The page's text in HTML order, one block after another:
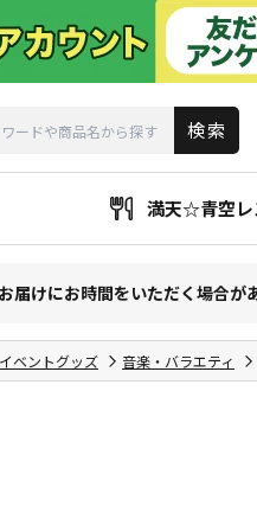
満天☆青空レ
届けにお時間をいただく場合が
ベントグッズ 音楽・バラエティ